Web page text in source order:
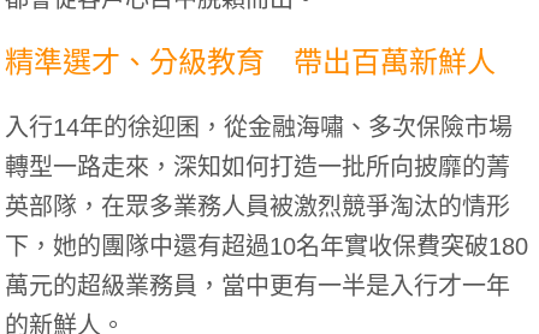
精準選才、分級教育 帶出百萬新鮮人
入行14年的徐迎囷，從金融海嘯、多次保險市場
轉型一路走來，深知如何打造一批所向披靡的菁
英部隊，在眾多業務人員被激烈競爭淘汰的情形
下，她的團隊中還有超過10名年實收保費突破180
萬元的超級業務員，當中更有一半是入行才一年
的新鮮人。